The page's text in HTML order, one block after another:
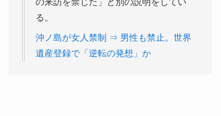
る。
沖ノ島が女人禁制 ⇒ 男性も禁止。世界
遺産登録で「逆転の発想」か